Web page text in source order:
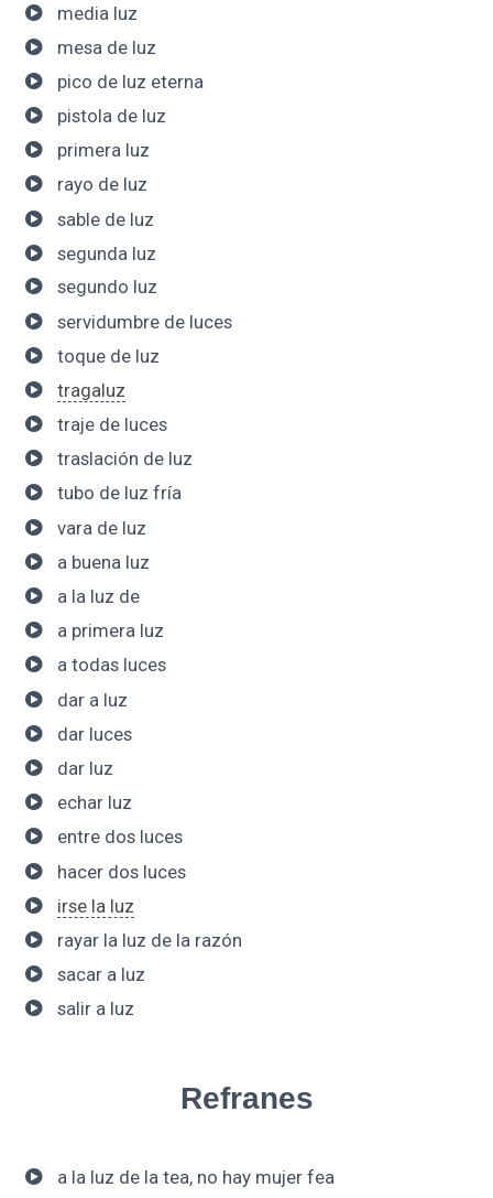
media luz
mesa de luz
pico de luz eterna
pistola de luz
primera luz
rayo de luz
sable de luz
segunda luz
segundo luz
servidumbre de luces
toque de luz
tragaluz
traje de luces
traslación de luz
tubo de luz fría
vara de luz
a buena luz
a la luz de
a primera luz
a todas luces
dar a luz
dar luces
dar luz
echar luz
entre dos luces
hacer dos luces
irse la luz
rayar la luz de la razón
sacar a luz
salir a luz
Refranes
a la luz de la tea, no hay mujer fea